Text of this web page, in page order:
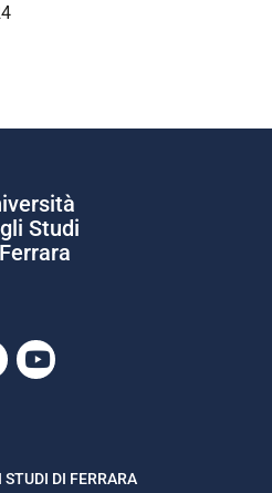
Studi
Youtube
DI FERRARA